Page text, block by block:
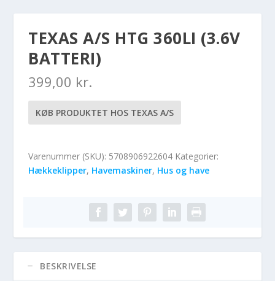
TEXAS A/S HTG 360LI (3.6V
BATTERI)
399,00 kr.
KØB PRODUKTET HOS TEXAS A/S
Varenummer (SKU): 5708906922604 Kategorier:
Hækkeklipper, Havemaskiner, Hus og have
BESKRIVELSE